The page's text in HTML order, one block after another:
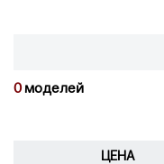
0моделей
ЦЕНА